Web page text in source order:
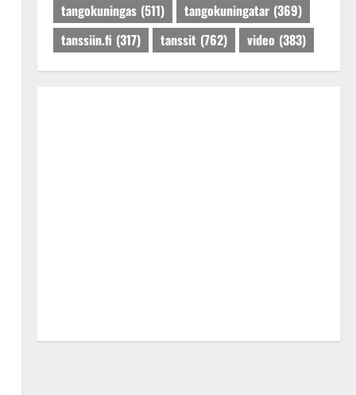
tangokuningas (511) tangokuningatar (369)
tanssiin.fi (317) tanssit (762) video (383)